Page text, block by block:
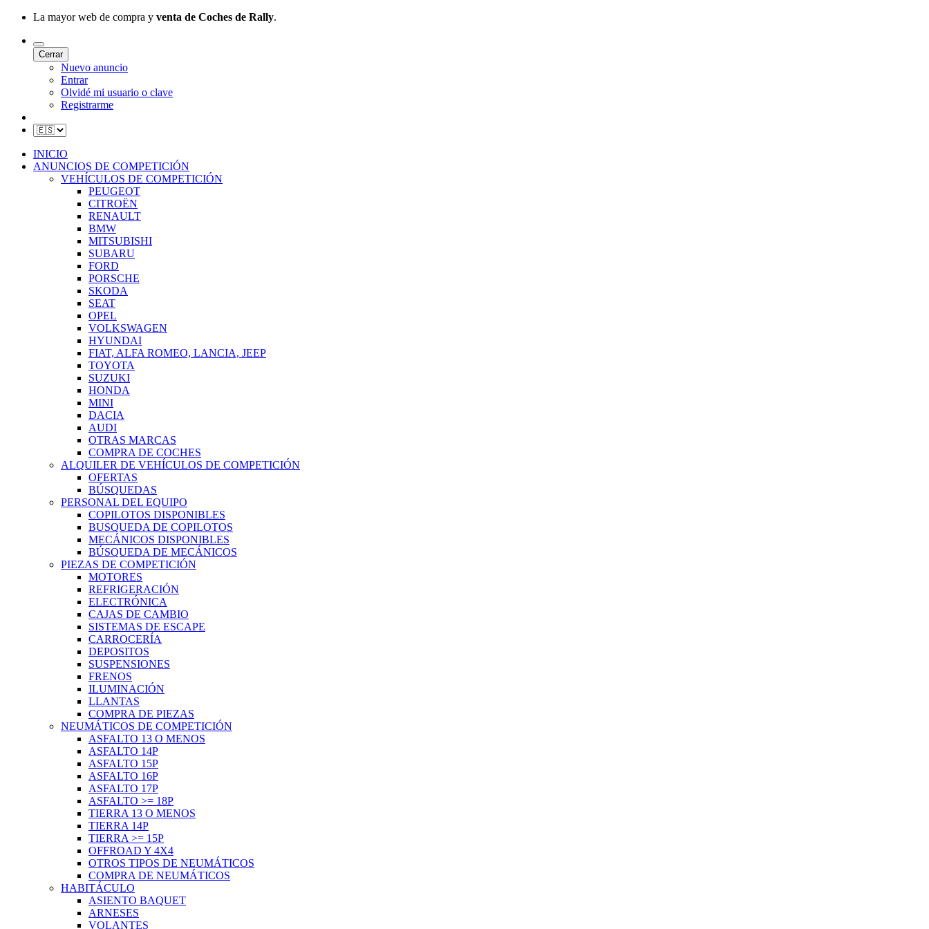
La mayor web de compra y venta de Coches de Rally.
Cerrar
Nuevo anuncio
Entrar
Olvidé mi usuario o clave
Registrarme
INICIO
ANUNCIOS DE COMPETICIÓN
VEHÍCULOS DE COMPETICIÓN
PEUGEOT
CITROËN
RENAULT
BMW
MITSUBISHI
SUBARU
FORD
PORSCHE
SKODA
SEAT
OPEL
VOLKSWAGEN
HYUNDAI
FIAT, ALFA ROMEO, LANCIA, JEEP
TOYOTA
SUZUKI
HONDA
MINI
DACIA
AUDI
OTRAS MARCAS
COMPRA DE COCHES
ALQUILER DE VEHÍCULOS DE COMPETICIÓN
OFERTAS
BÚSQUEDAS
PERSONAL DEL EQUIPO
COPILOTOS DISPONIBLES
BUSQUEDA DE COPILOTOS
MECÁNICOS DISPONIBLES
BÚSQUEDA DE MECÁNICOS
PIEZAS DE COMPETICIÓN
MOTORES
REFRIGERACIÓN
ELECTRÓNICA
CAJAS DE CAMBIO
SISTEMAS DE ESCAPE
CARROCERÍA
DEPOSITOS
SUSPENSIONES
FRENOS
ILUMINACIÓN
LLANTAS
COMPRA DE PIEZAS
NEUMÁTICOS DE COMPETICIÓN
ASFALTO 13 O MENOS
ASFALTO 14P
ASFALTO 15P
ASFALTO 16P
ASFALTO 17P
ASFALTO >= 18P
TIERRA 13 O MENOS
TIERRA 14P
TIERRA >= 15P
OFFROAD Y 4X4
OTROS TIPOS DE NEUMÁTICOS
COMPRA DE NEUMÁTICOS
HABITÁCULO
ASIENTO BAQUET
ARNESES
VOLANTES